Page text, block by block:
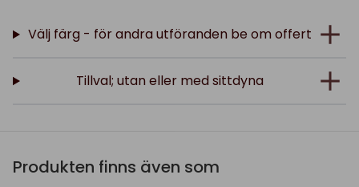
Välj färg - för andra utföranden be om offert
Tillval; utan eller med sittdyna
Produkten finns även som